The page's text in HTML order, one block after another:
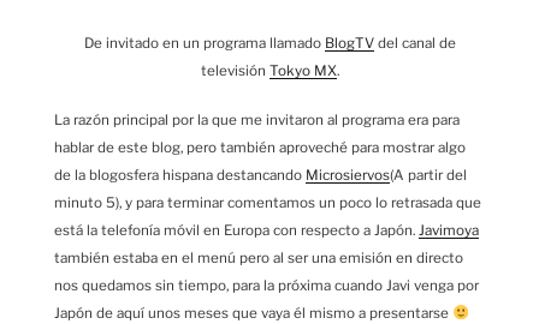
De invitado en un programa llamado BlogTVdel canal de
televisión Tokyo MX.
La razón principal por la que me invitaron al programa era para
hablar de este blog, pero también aproveché para mostrar algo
de la blogosfera hispana destancando Microsiervos(A partir del
minuto 5), y para terminar comentamos un poco lo retrasada que
está la telefonía móvil en Europa con respecto a Japón. Javimoya
también estaba en el menú pero al ser una emisión en directo
nos quedamos sin tiempo, para la próxima cuando Javi venga por
Japón de aquí unos meses que vaya él mismo a presentarse